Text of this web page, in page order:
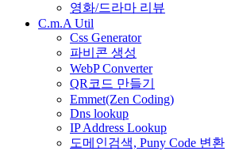
영화/드라마 리뷰
C.m.A Util
Css Generator
파비콘 생성
WebP Converter
QR코드 만들기
Emmet(Zen Coding)
Dns lookup
IP Address Lookup
도메인검색, Puny Code 변환